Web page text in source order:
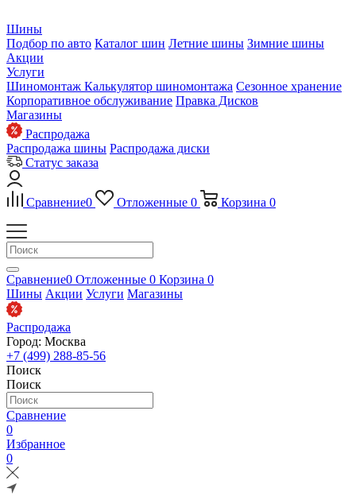
Шины
Подбор по авто Каталог шин Летние шины Зимние шины
Акции
Услуги
Шиномонтаж Калькулятор шиномонтажа Сезонное хранение
Корпоративное обслуживание Правка Дисков
Магазины
Распродажа
Распродажа шины Распродажа диски
Статус заказа
Сравнение0 Отложенные 0 Корзина 0
Сравнение0 Отложенные 0 Корзина 0
Шины Акции Услуги Магазины
Распродажа
Город: Москва
+7 (499) 288-85-56
Поиск
Поиск
Сравнение
0
Избранное
0